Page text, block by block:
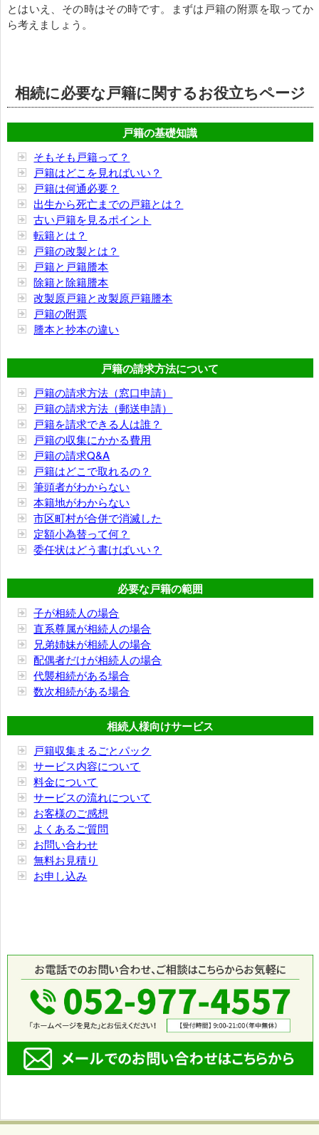
とはいえ、その時はその時です。まずは戸籍の附票を取ってか
ら考えましょう。
相続に必要な戸籍に関するお役立ちページ
戸籍の基礎知識
そもそも戸籍って？
戸籍はどこを見ればいい？
戸籍は何通必要？
出生から死亡までの戸籍とは？
古い戸籍を見るポイント
転籍とは？
戸籍の改製とは？
戸籍と戸籍謄本
除籍と除籍謄本
改製原戸籍と改製原戸籍謄本
戸籍の附票
謄本と抄本の違い
戸籍の請求方法について
戸籍の請求方法（窓口申請）
戸籍の請求方法（郵送申請）
戸籍を請求できる人は誰？
戸籍の収集にかかる費用
戸籍の請求Q&A
戸籍はどこで取れるの？
筆頭者がわからない
本籍地がわからない
市区町村が合併で消滅した
定額小為替って何？
委任状はどう書けばいい？
必要な戸籍の範囲
子が相続人の場合
直系尊属が相続人の場合
兄弟姉妹が相続人の場合
配偶者だけが相続人の場合
代襲相続がある場合
数次相続がある場合
相続人様向けサービス
戸籍収集まるごとパック
サービス内容について
料金について
サービスの流れについて
お客様のご感想
よくあるご質問
お問い合わせ
無料お見積り
お申し込み